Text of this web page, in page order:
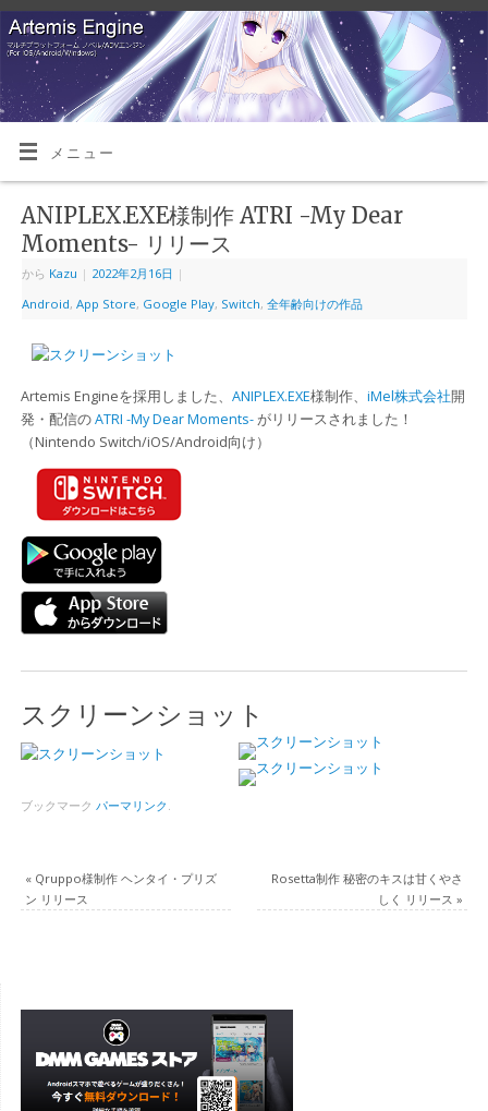
メニュー
ANIPLEX.EXE様制作 ATRI -My Dear
Moments- リリース
から Kazu | 2022年2月16日 |
Android, App Store, Google Play, Switch, 全年齢向けの作品
Artemis Engineを採用しました、 ANIPLEX.EXE様制作、 iMel株式会社開
発・配信のATRI -My Dear Moments-がリリースされました！
（Nintendo Switch/iOS/Android向け）
スクリーンショット
ブックマーク パーマリンク .
«Qruppo様制作 ヘンタイ・プリズ
ン リリース
Rosetta制作 秘密のキスは甘くやさ
しく リリース»